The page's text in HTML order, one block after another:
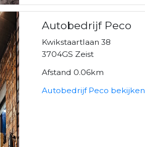
Autobedrijf Peco
Kwikstaartlaan 38
3704GS Zeist
Afstand 0.06km
Autobedrijf Peco bekijken